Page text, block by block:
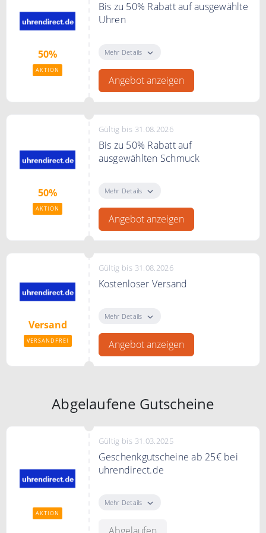
50%
AKTION
Bis zu 50% Rabatt auf ausgewählte
Uhren
ausgewählte Uhren mit bis zu 40%
Mehr Details
Angebot anzeigen
50%
AKTION
Gültig bis 31.08.2026
Bis zu 50% Rabatt auf
ausgewählten Schmuck
ausgewählte Schmuckstücke mit
Mehr Details
Angebot anzeigen
Versand
VERSANDFREI
Gültig bis 31.08.2026
Kostenloser Versand
kostenfrei ab 49€ Bestellwert.
Mehr Details
Angebot anzeigen
Abgelaufene Gutscheine
AKTION
Gültig bis 31.03.2025
Geschenkgutscheine ab 25€ bei
uhrendirect.de
Geschenkgutscheine ab 25€ bei
Mehr Details
Abgelaufen